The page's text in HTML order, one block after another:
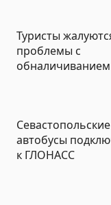
Туристы
проблемы с
обналичиванием
Севастопольские
автобусы
к ГЛОНАСС